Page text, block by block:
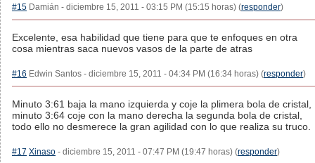
#15 Damián - diciembre 15, 2011 - 03:15 PM (15:15 horas) (responder)
Excelente, esa habilidad que tiene para que te enfoques en otra
cosa mientras saca nuevos vasos de la parte de atras
#16 Edwin Santos - diciembre 15, 2011 - 04:34 PM (16:34 horas) (responder)
Minuto 3:61 baja la mano izquierda y coje la plimera bola de cristal,
minuto 3:64 coje con la mano derecha la segunda bola de cristal,
todo ello no desmerece la gran agilidad con lo que realiza su truco.
#17 Xinaso - diciembre 15, 2011 - 07:47 PM (19:47 horas) (responder)